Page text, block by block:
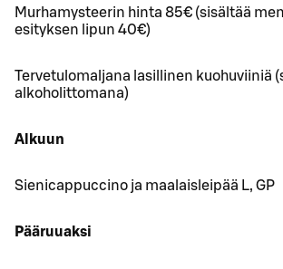
Murhamysteerin hinta 85€ (sisältää
esityksen lipun 40€)
Tervetulomaljana lasillinen kuohuviiniä
alkoholittomana)
Alkuun
Sienicappuccino ja maalaisleipää L, GP
Pääruuaksi